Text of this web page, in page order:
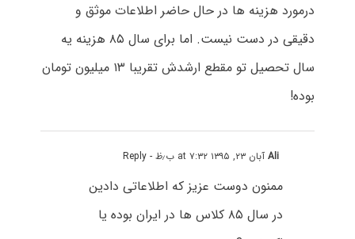
درمورد هزینه ها در حال حاضر اطلاعات موثق و
دقیقی در دست نیست. اما برای سال ۸۵ هزینه یه
سال تحصیل تو مقطع ارشدش تقریبا ۱۳ میلیون تومان
بوده!
Aliآبان ۲۳, ۱۳۹۵ at ۷:۳۲ ب٫ظ - Reply
ممنون دوست عزیز که اطلاعاتی دادین
در سال ۸۵ کلاس ها در ایران بوده یا